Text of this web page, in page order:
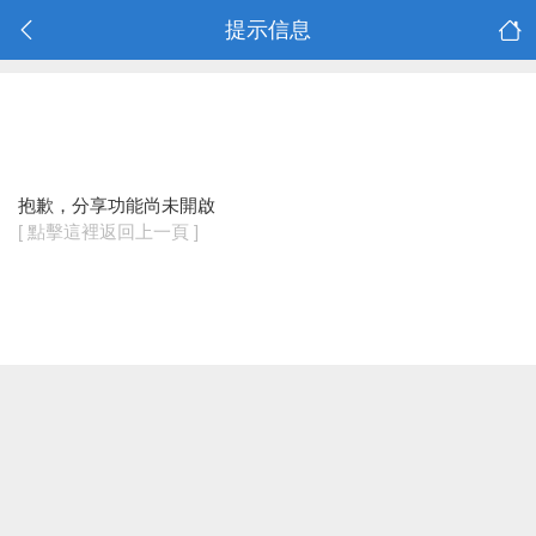
提示信息
抱歉，分享功能尚未開啟
[ 點擊這裡返回上一頁 ]